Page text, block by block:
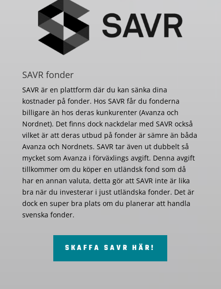
SAVR fonder
SAVR är en plattform där du kan sänka dina
kostnader på fonder. Hos SAVR får du fonderna
billigare än hos deras kunkurenter (Avanza och
Nordnet). Det finns dock nackdelar med SAVR också
vilket är att deras utbud på fonder är sämre än båda
Avanza och Nordnets. SAVR tar även ut dubbelt så
mycket som Avanza i förväxlings avgift. Denna avgift
tillkommer om du köper en utländsk fond som då
har en annan valuta, detta gör att SAVR inte är lika
bra när du investerar i just utländska fonder. Det är
dock en super bra plats om du planerar att handla
svenska fonder.
SKAFFA SAVR HÄR!